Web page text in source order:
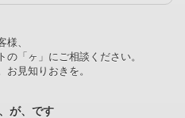
様、
「ヶ」にご相談ください。
見知りおきを。